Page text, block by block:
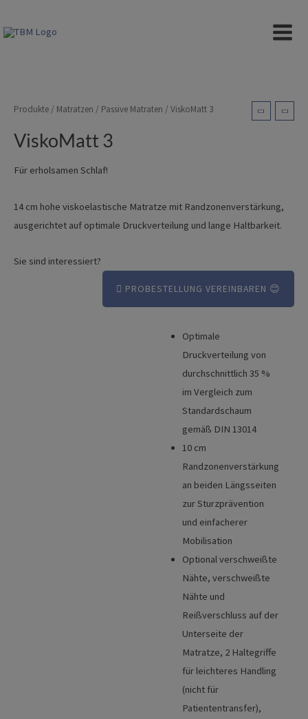
Inhalt
MAIN
Produkte / Matratzen / Passive Matraten / ViskoMatt 3
ViskoMatt 3
Für erholsamen Schlaf!
14 cm hohe viskoelastische Matratze mit Randzonenverstärkung,
ausgerichtet auf optimale Druckverteilung und lange Haltbarkeit.
Sie sind interessiert?
PROBESTELLUNG VEREINBAREN 😊
Optimale
Druckverteilung von
durchschnittlich 35 %
im Vergleich zum
Standardschaum
gemäß DIN 13014
10 cm
Randzonenverstärkung
an beiden Längsseiten
zur Sturzprävention
und einfacherer
Mobilisation
Optional verschweißte
Nähte, verschweißte
Nähte und
Reißverschluss auf der
Unterseite der
Matratze, 2 Haltegriffe
für leichteres Handling
(nicht für
Patiententransfer),